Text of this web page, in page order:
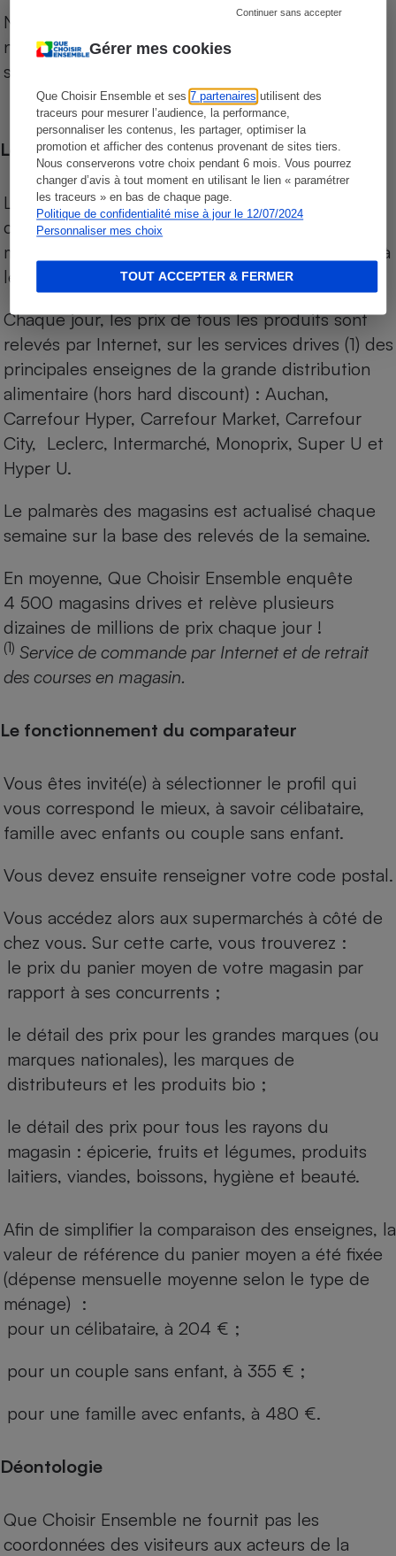
Gérer mes cookies
Que Choisir Ensemble et ses7 partenaires utilisent des
traceurs pour mesurer l’audience, la performance,
personnaliser les contenus, les partager, optimiser la
promotion et afficher des contenus provenant de sites tiers.
Nous conserverons votre choix pendant 6 mois. Vous pourrez
changer d’avis à tout moment en utilisant le lien « paramétrer
les traceurs » en bas de chaque page.
Politique de confidentialité mise à jour le 12/07/2024
Personnaliser mes choix
Continuer sans accepter
TOUT ACCEPTER & FERMER
Notre comparateur de supermarchés propose le
niveau de prix des supermarchés, géolocalisés
sur le territoire français.
Les comparaisons de prix
Les comparaisons sont réalisées sur l’ensemble
des produits des magasins. Les produits de
marques de distributeurs (MDD) sont comparés à
leurs équivalents chez leurs concurrents.
Chaque jour, les prix de tous les produits sont
relevés par Internet, sur les services drives (1) des
principales enseignes de la grande distribution
alimentaire (hors hard discount) : Auchan,
Carrefour Hyper, Carrefour Market, Carrefour
City, Leclerc, Intermarché, Monoprix, Super U et
Hyper U.
Le palmarès des magasins est actualisé chaque
semaine sur la base des relevés de la semaine.
En moyenne, Que Choisir Ensemble enquête
4 500 magasins drives et relève plusieurs
dizaines de millions de prix chaque jour !
(1) Service de commande par Internet et de retrait
des courses en magasin.
Le fonctionnement du comparateur
Vous êtes invité(e) à sélectionner le profil qui
vous correspond le mieux, à savoir célibataire,
famille avec enfants ou couple sans enfant.
Vous devez ensuite renseigner votre code postal.
Vous accédez alors aux supermarchés à côté de
chez vous. Sur cette carte, vous trouverez :
le prix du panier moyen de votre magasin par
rapport à ses concurrents ;
le détail des prix pour les grandes marques (ou
marques nationales), les marques de
distributeurs et les produits bio ;
le détail des prix pour tous les rayons du
magasin : épicerie, fruits et légumes, produits
laitiers, viandes, boissons, hygiène et beauté.
Afin de simplifier la comparaison des enseignes, la
valeur de référence du panier moyen a été fixée
(dépense mensuelle moyenne selon le type de
ménage) :
pour un célibataire, à 204 € ;
pour un couple sans enfant, à 355 € ;
pour une famille avec enfants, à 480 €.
Déontologie
Que Choisir Ensemble ne fournit pas les
coordonnées des visiteurs aux acteurs de la